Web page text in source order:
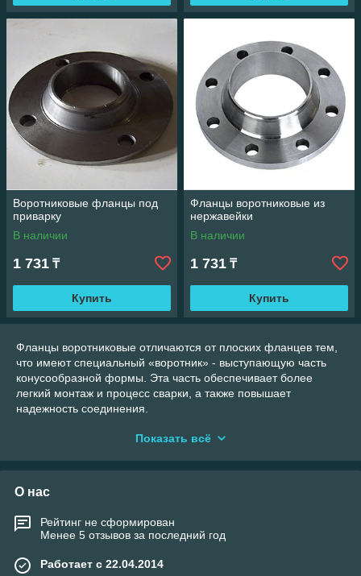
Воротниковые фланцы под
приварку
В наличии
1 731 ₸
Купить
Фланцы воротниковые из
нержавейки
В наличии
1 731 ₸
Купить
Фланцы воротниковые отличаются от плоских фланцев тем,
что имеют специальный «воротник» - выступающую часть
конусообразной формы. Эта часть обеспечивает более
легкий монтаж и процесс сварки, а также повышает
надежность соединения.
крупногабаритных трубопроводах с высоким давлением, они
На сайте нашей компании вы сможете приобрести
воротниковые фланцы по самым выгодным оптовым и
розничным условиям. Мы поставляем запорную арматуру
напрямую от ведущих заводов-производителей РФ,
Германии, Дании, КНР и можем предложить лучшее
Показать всё
О нас
Рейтинг не сформирован
Менее 5 отзывов за последний год
Работает с 22.04.2014